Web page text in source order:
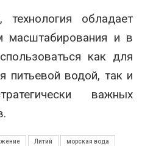
обладает
масштабирования и в
как для
питьевой водой, так и
важных
Литий морская вода